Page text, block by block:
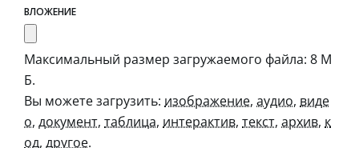
ВЛОЖЕНИЕ
Максимальный размер загружаемого файла: 8 М
Б.
Вы можете загрузить: изображение, аудио, виде
о, документ, таблица, интерактив, текст, архив, к
од, другое.